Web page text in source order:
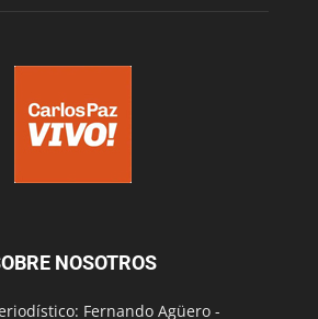
NOSOTROS
Fernando Agüero -